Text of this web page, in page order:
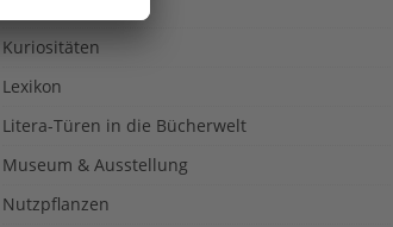
Kuriositäten
Lexikon
Litera-Türen in die Bücherwelt
Museum & Ausstellung
Nutzpflanzen